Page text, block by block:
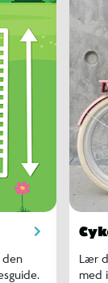
den
Lær
med